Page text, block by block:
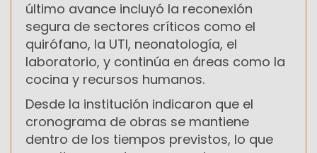
último avance incluyó la reconexión
segura de sectores críticos como el
quirófano, la UTI, neonatología, el
laboratorio, y continúa en áreas como la
cocina y recursos humanos.
Desde la institución indicaron que el
cronograma de obras se mantiene
dentro de los tiempos previstos, lo que